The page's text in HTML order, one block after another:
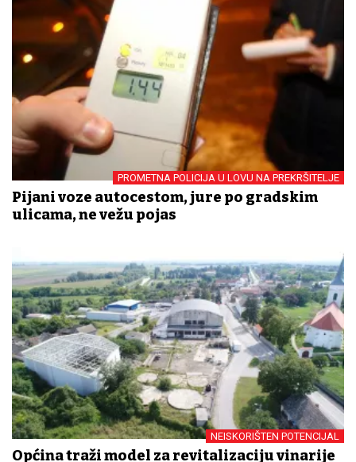
PROMETNA POLICIJA U LOVU NA PREKRŠITELJE
Pijani voze autocestom, jure po gradskim
ulicama, ne vežu pojas
NEISKORIŠTEN POTENCIJAL
Općina traži model za revitalizaciju vinarije